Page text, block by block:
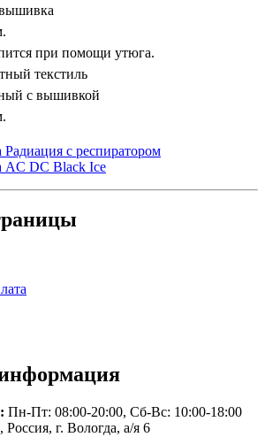
при помощи утюга.
текстиль
с вышивкой
с респиратором
AC DC Black Ice
Пн-Пт: 08:00-20:00, Сб-Вс: 10:00-18:00
Россия, г. Вологда, а/я 6